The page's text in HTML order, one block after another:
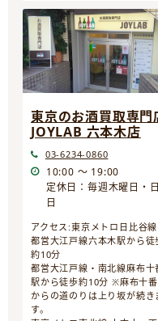
東京のお酒買取専門
JOYLAB 六本木店
03-6234-0860
10:00 ～ 19:00
定休日：毎週木曜日・
日
アクセス:東京メトロ日比谷線
都営大江戸線六本木駅から徒
約10分
都営大江戸線・南北線麻布十
駅から徒歩約10分 ※麻布十
からの道のりは上り坂が続き
す。